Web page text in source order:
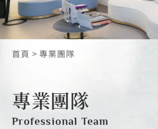
首頁 >專業團隊
專業團隊
Professional Team